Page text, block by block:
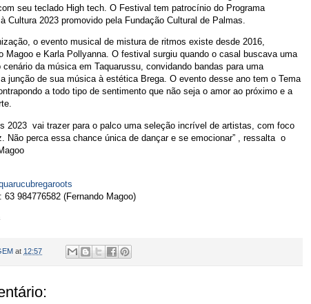
seu teclado High tech. O Festival tem patrocínio do Programa
Cultura 2023 promovido pela Fundação Cultural de Palmas.
o evento musical de mistura de ritmos existe desde 2016,
Magoo e Karla Pollyanna. O festival surgiu quando o casal buscava uma
da música em Taquarussu, convidando bandas para uma
junção de sua música à estética Brega. O evento desse ano tem o Tema
a todo tipo de sentimento que não seja o amor ao próximo e a
2023 vai trazer para o palco uma seleção incrível de artistas, com foco
Não perca essa chance única de dançar e se emocionar” , ressalta o
984776582 (Fernando Magoo)
at 12:57